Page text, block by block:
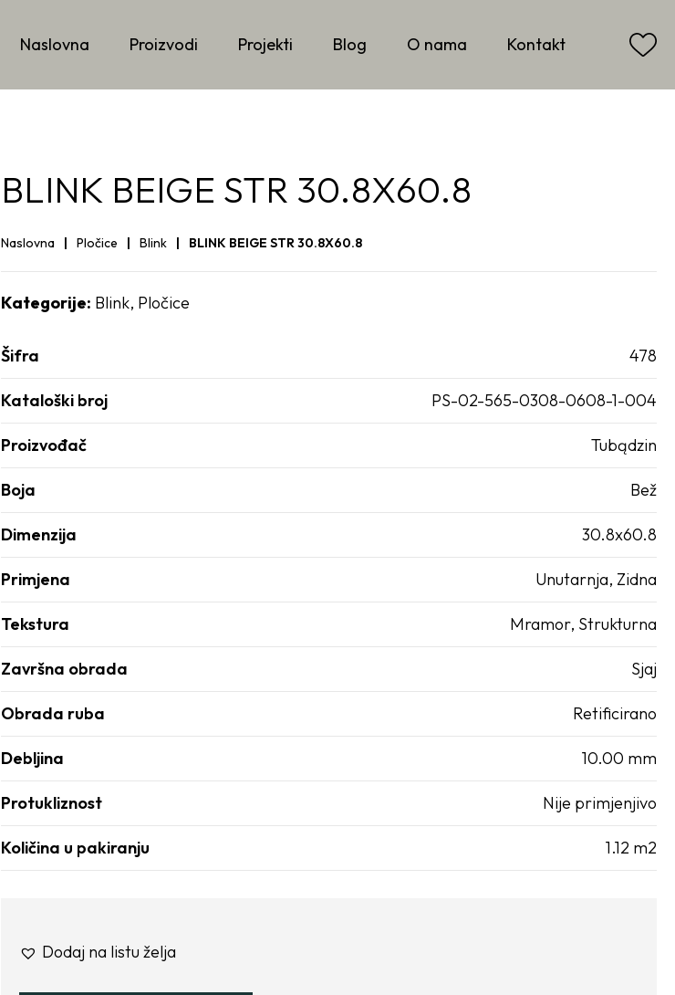
Naslovna Proizvodi Projekti Blog O nama Kontakt
BLINK BEIGE STR 30.8X60.8
Naslovna Pločice Blink BLINK BEIGE STR 30.8X60.8
Kategorije: Blink, Pločice
Šifra 478
Kataloški broj PS-02-565-0308-0608-1-004
Proizvođač Tubądzin
Boja Bež
Dimenzija 30.8x60.8
Primjena Unutarnja, Zidna
Tekstura Mramor, Strukturna
Završna obrada Sjaj
Obrada ruba Retificirano
Debljina 10.00 mm
Protukliznost Nije primjenjivo
Količina u pakiranju 1.12 m2
Dodaj na listu želja